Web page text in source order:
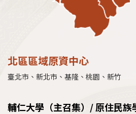
北區區域原資中心
臺北市、新北市、基隆、桃園、新竹
輔仁大學（主召集）/ 原住民族